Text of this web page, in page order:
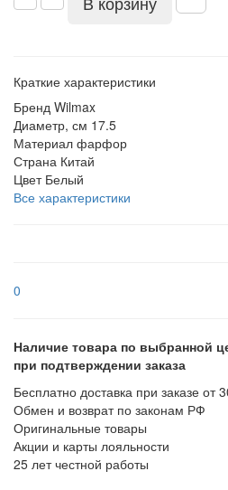
Краткие характеристики
Бренд Wilmax
Диаметр, см 17.5
Материал фарфор
Страна Китай
Цвет Белый
Все характеристики
0
Наличие товара по выбранной
при подтверждении заказа
Бесплатно доставка при заказе от
Обмен и возврат по законам РФ
Оригинальные товары
Акции и карты лояльности
25 лет честной работы